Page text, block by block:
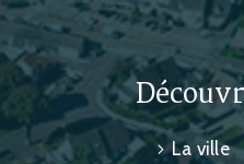
La ville